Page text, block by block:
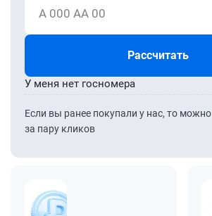
А 000 АА 00
Рассчитать
Если вы ранее покупали у нас, то можно
за пару кликов
У меня нет госномера